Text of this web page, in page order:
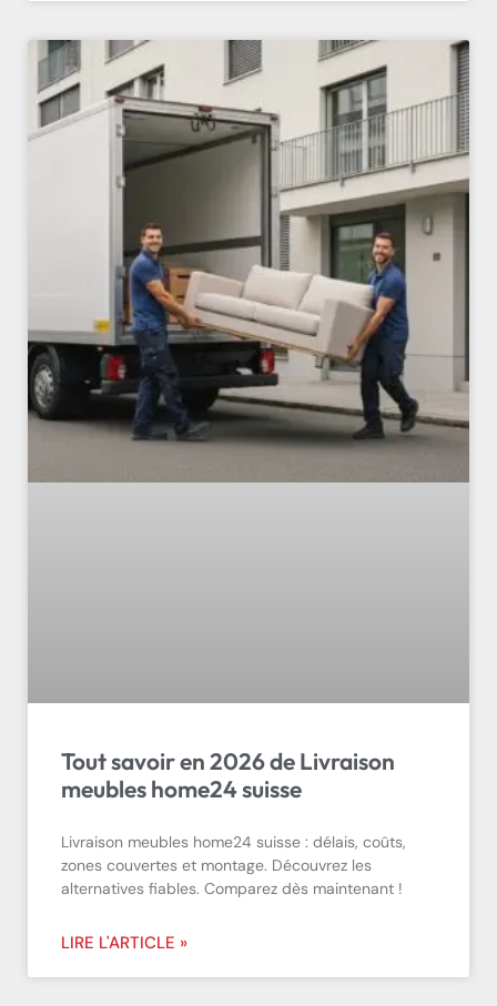
Tout savoir en 2026 de Livraison
meubles home24 suisse
Livraison meubles home24 suisse : délais, coûts,
zones couvertes et montage. Découvrez les
alternatives fiables. Comparez dès maintenant !
LIRE L'ARTICLE »